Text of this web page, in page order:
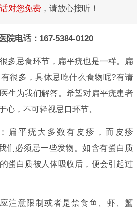
对您免费 ，请放心接听！
院电话：167-5384-0120
多忌食环节，扁平疣也是一样。扁
很多，具体忌吃什么食物呢?有请
生为我们解答。希望对扁平疣患者
心，不可轻视忌口环节。
扁平疣大多数有皮疹，而皮疹
们必须忌一些发物。如含有蛋白质
蛋白质被人体吸收后，便会引起过
注意限制或者是禁食鱼、虾、蟹